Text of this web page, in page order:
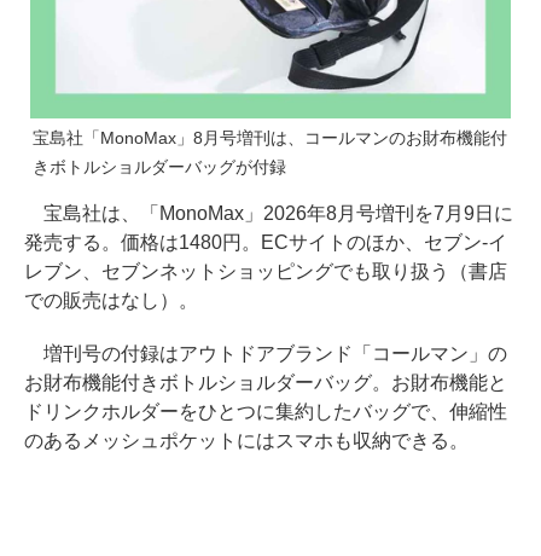
宝島社「MonoMax」8月号増刊は、コールマンのお財布機能付
きボトルショルダーバッグが付録
宝島社は、「MonoMax」2026年8月号増刊を7月9日に
発売する。価格は1480円。ECサイトのほか、セブン-イ
レブン、セブンネットショッピングでも取り扱う（書店
での販売はなし）。
増刊号の付録はアウトドアブランド「コールマン」の
お財布機能付きボトルショルダーバッグ。お財布機能と
ドリンクホルダーをひとつに集約したバッグで、伸縮性
のあるメッシュポケットにはスマホも収納できる。